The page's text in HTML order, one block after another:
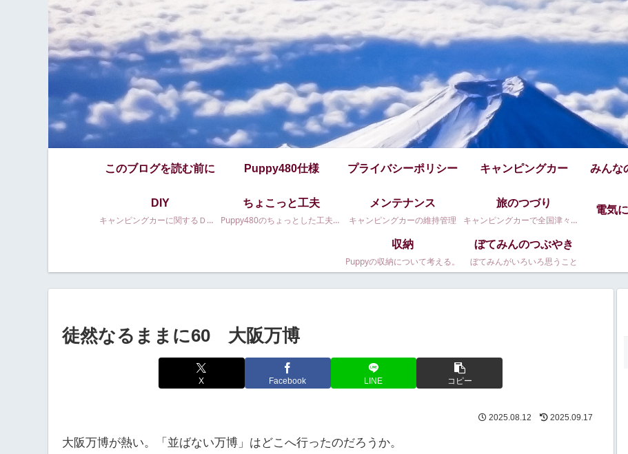
このブログを読む前に Puppy480仕様 プライバシーポリシー キャンピングカー みんな
DIY
キャンピングカーに関するＤＩＹ等
ちょこっと工夫
Puppy480のちょっとした工夫です
メンテナンス
キャンピングカーの維持管理
旅のつづり
キャンピングカーで全国津々浦々。
電気
収納
Puppyの収納について考える。
ぼてみんのつぶやき
ぼてみんがいろいろ思うこと
徒然なるままに60 大阪万博
X Facebook LINE コピー
2025.08.12 2025.09.17
大阪万博が熱い。「並ばない万博」はどこへ行ったのだろうか。